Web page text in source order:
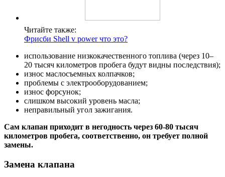
Читайте также:
Фрисби Shell v power что это?
использование низкокачественного топлива (через 10–
20 тысяч километров пробега будут видны последствия);
износ маслосъемных колпачков;
проблемы с электрооборудованием;
износ форсунок;
слишком высокий уровень масла;
неправильный угол зажигания.
Сам клапан приходит в негодность через 60-80 тысяч
километров пробега, соответственно, он требует полной
замены.
Замена клапана